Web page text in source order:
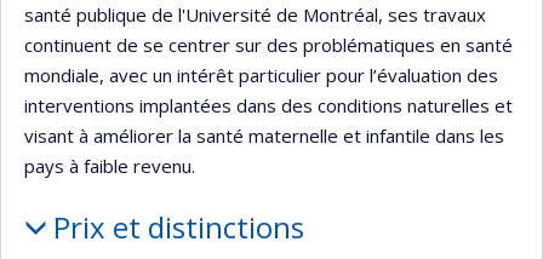
santé publique de l'Université de Montréal, ses travaux
continuent de se centrer sur des problématiques en santé
mondiale, avec un intérêt particulier pour l’évaluation des
interventions implantées dans des conditions naturelles et
visant à améliorer la santé maternelle et infantile dans les
pays à faible revenu.
Prix et distinctions